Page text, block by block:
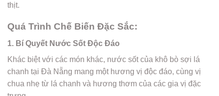
thịt.
Quá Trình Chế Biến Đặc Sắc:
1. Bí Quyết Nước Sốt Độc Đáo
Khác biệt với các món khác, nước sốt của khô bò sợi lá
chanh tại Đà Nẵng mang một hương vị độc đáo, cùng vị
chua nhẹ từ lá chanh và hương thơm của các gia vị đặc